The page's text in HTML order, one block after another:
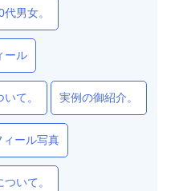
代男女。
ール
て。 実例の御紹介。
ィール写真
いて。